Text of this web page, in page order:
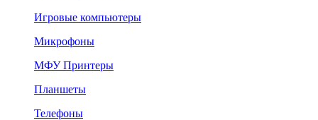
Игровые компьютеры
Микрофоны
МФУ Принтеры
Планшеты
Телефоны